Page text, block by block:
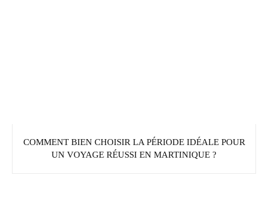
COMMENT BIEN CHOISIR LA PÉRIODE IDÉALE POUR
UN VOYAGE RÉUSSI EN MARTINIQUE ?